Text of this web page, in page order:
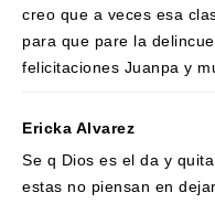
creo que a veces esa
para que pare la
felicitaciones Juanpa y
Ericka Alvarez
Se q Dios es el da y
estas no piensan en